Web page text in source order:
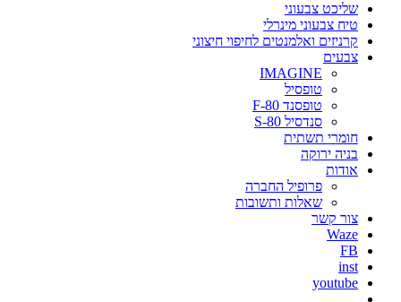
שליכט צבעוני
טיח צבעוני מינרלי
קרניזים ואלמנטים לחיפוי חיצוני
צבעים
IMAGINE
טופסיל
טופסנד F-80
סנדסיל S-80
חומרי תשתית
בניה ירוקה
אודות
פרופיל החברה
שאלות ותשובות
צור קשר
Waze
FB
inst
youtube